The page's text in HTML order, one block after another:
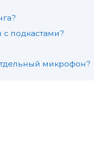
подкастами?
микрофон?